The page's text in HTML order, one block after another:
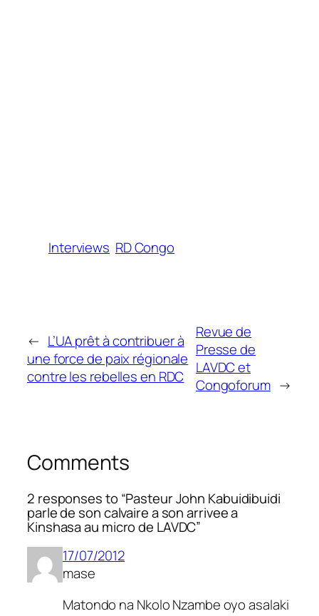
Interviews RD Congo
← L’UA prêt à contribuer à
une force de paix régionale
contre les rebelles en RDC
Revue de
Presse de
LAVDC et
Congoforum →
Comments
2 responses to “Pasteur John Kabuidibuidi
parle de son calvaire a son arrivee a
Kinshasa au micro de LAVDC”
17/07/2012
mase
Matondo na Nkolo Nzambe oyo asalaki